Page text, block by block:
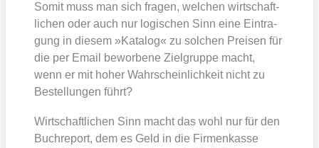
Somit muss man sich fra­gen, wel­chen wirt­schaft­
li­chen oder auch nur logi­schen Sinn eine Ein­tra­
gung in die­sem »Kata­log« zu sol­chen Prei­sen für
die per Email bewor­be­ne Ziel­grup­pe macht,
wenn er mit hoher Wahr­schein­lich­keit nicht zu
Bestel­lun­gen führt?
Wirt­schaft­li­chen Sinn macht das wohl nur für den
Buch­re­port, dem es Geld in die Fir­men­kas­se